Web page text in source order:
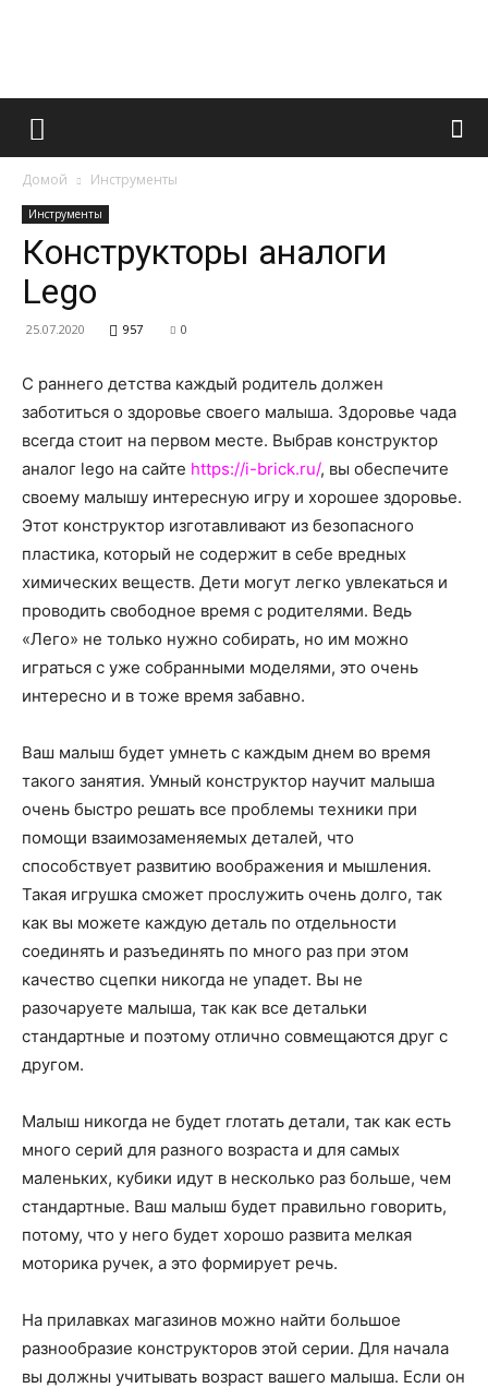
Французский
все
о
нем
Домой Инструменты
Инструменты
Конструкторы аналоги
Lego
25.07.2020 957 0
С раннего детства каждый родитель должен
заботиться о здоровье своего малыша. Здоровье чада
всегда стоит на первом месте. Выбрав конструктор
аналог lego на сайте https://i-brick.ru/, вы обеспечите
своему малышу интересную игру и хорошее здоровье.
Этот конструктор изготавливают из безопасного
пластика, который не содержит в себе вредных
химических веществ. Дети могут легко увлекаться и
проводить свободное время с родителями. Ведь
«Лего» не только нужно собирать, но им можно
играться с уже собранными моделями, это очень
интересно и в тоже время забавно.
Ваш малыш будет умнеть с каждым днем во время
такого занятия. Умный конструктор научит малыша
очень быстро решать все проблемы техники при
помощи взаимозаменяемых деталей, что
способствует развитию воображения и мышления.
Такая игрушка сможет прослужить очень долго, так
как вы можете каждую деталь по отдельности
соединять и разъединять по много раз при этом
качество сцепки никогда не упадет. Вы не
разочаруете малыша, так как все детальки
стандартные и поэтому отлично совмещаются друг с
другом.
Малыш никогда не будет глотать детали, так как есть
много серий для разного возраста и для самых
маленьких, кубики идут в несколько раз больше, чем
стандартные. Ваш малыш будет правильно говорить,
потому, что у него будет хорошо развита мелкая
моторика ручек, а это формирует речь.
На прилавках магазинов можно найти большое
разнообразие конструкторов этой серии. Для начала
вы должны учитывать возраст вашего малыша. Если он